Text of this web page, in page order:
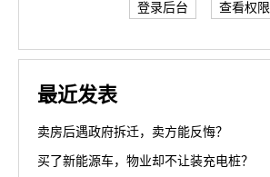
登录后台 查看权限
最近发表
卖房后遇政府拆迁，卖方能反悔？
买了新能源车，物业却不让装充电桩？